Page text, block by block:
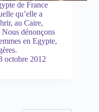
de France
qu’elle a
au Caire,
Nous dénonçons
en Egypte,
octobre 2012